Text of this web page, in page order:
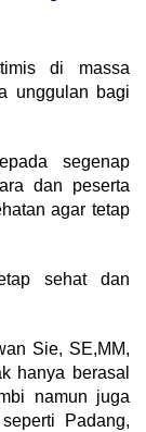
di massa
unggulan bagi
segenap
dan peserta
agar tetap
sehat dan
Sie, SE,MM,
hanya berasal
namun juga
Padang,